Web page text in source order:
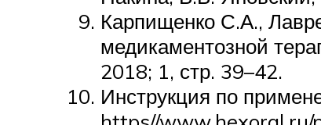
Карпищенко С.А.,
медикаментозной
2018; 1, стр. 39–42.
Инструкция по